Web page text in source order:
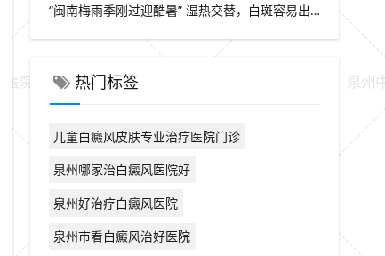
“闽南梅雨季刚过迎酷暑” 湿热交替，白斑容易出现波动，泉州中科白癜风医院讲解潮湿环境下白斑护理重点
热门标签
儿童白癜风皮肤专业治疗医院门诊
泉州哪家治白癜风医院好
泉州好治疗白癜风医院
泉州市看白癜风治好医院